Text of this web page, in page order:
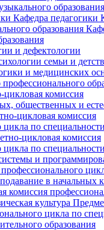
Кафедра педагогики
образования
и дефектологии
семьи и
и медицинских
профессионального
комиссия
общественных и
цикловая комиссия
цикла по
цикловая комиссия
цикла по специальности
и
в начальных
комиссия
культура
цикла по
образования